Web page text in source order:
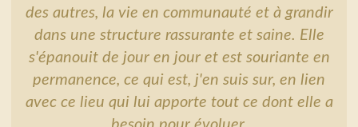
des autres, la vie en communauté et à grandir
dans une structure rassurante et saine. Elle
s'épanouit de jour en jour et est souriante en
permanence, ce qui est, j'en suis sur, en lien
avec ce lieu qui lui apporte tout ce dont elle a